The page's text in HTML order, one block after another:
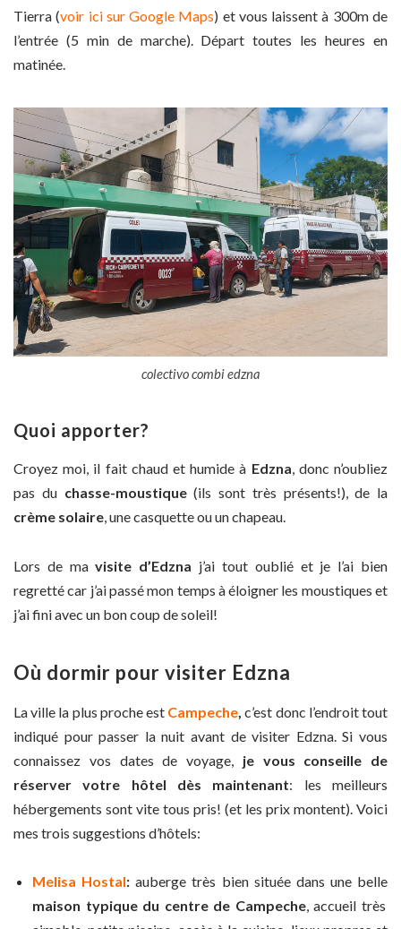
Tierra (voir ici sur Google Maps) et vous laissent à 300m de
l’entrée (5 min de marche). Départ toutes les heures en
matinée.
colectivo combi edzna
Quoi apporter?
Croyez moi, il fait chaud et humide à Edzna, donc n’oubliez
pas du chasse-moustique(ils sont très présents!), de la
crème solaire, une casquette ou un chapeau.
Lors de mavisite d’Edzna j’ai tout oublié et je l’ai bien
regretté car j’ai passé mon temps à éloigner les moustiques et
j’ai fini avec un bon coup de soleil!
Où dormir pour visiter Edzna
La ville la plus proche est Campeche, c’est donc l’endroit tout
indiqué pour passer la nuit avant de visiter Edzna. Si vous
connaissez vos dates de voyage, je vous conseille de
réserver votre hôtel dès maintenant: les meilleurs
hébergements sont vite tous pris! (et les prix montent). Voici
mes trois suggestions d’hôtels:
Melisa Hostal:auberge très bien située dans une belle
maison typique du centre de Campeche, accueil très